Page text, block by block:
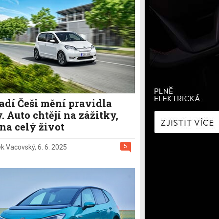
Zaostřeno na spotřebu
fNews
Nabíjíme elektromobil
Technologie v autech
Historie elektromobilů
Češi mění pravidla
Auto chtějí na zážitky,
celý život
5
Vacovský, 6. 6. 2025